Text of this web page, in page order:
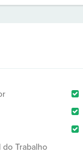
do Trabalho